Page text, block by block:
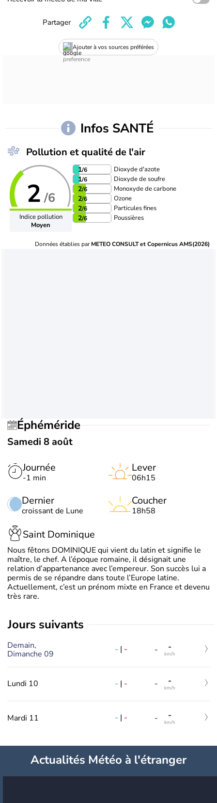
Ajouter à vos sources préférées
Partager
Infos SANTÉ
Pollution et qualité de l'air
2 /6
Indice pollution
Moyen
1/6 Dioxyde d'azote
1/6 Dioxyde de soufre
2/6 Monoxyde de carbone
2/6 Ozone
2/6 Particules fines
2/6 Poussières
Données établies parMETEO CONSULT et Copernicus AMS(2026)
Éphéméride
Samedi 8 août
Journée
-1 min
Dernier
croissant de Lune
Lever
06h15
Coucher
18h58
Saint Dominique
Nous fêtons DOMINIQUE qui vient du latin et signifie le
maître, le chef. A l’époque romaine, il désignait une
relation d’appartenance avec l’empereur. Son succès lui a
permis de se répandre dans toute l’Europe latine.
Actuellement, c’est un prénom mixte en France et devenu
très rare.
jours suivants
Demain,
Dimanche 09
- | - - -
km/h
Lundi 10 - | - - -
km/h
Mardi 11 - | - - -
km/h
Actualités Météo à l'étranger